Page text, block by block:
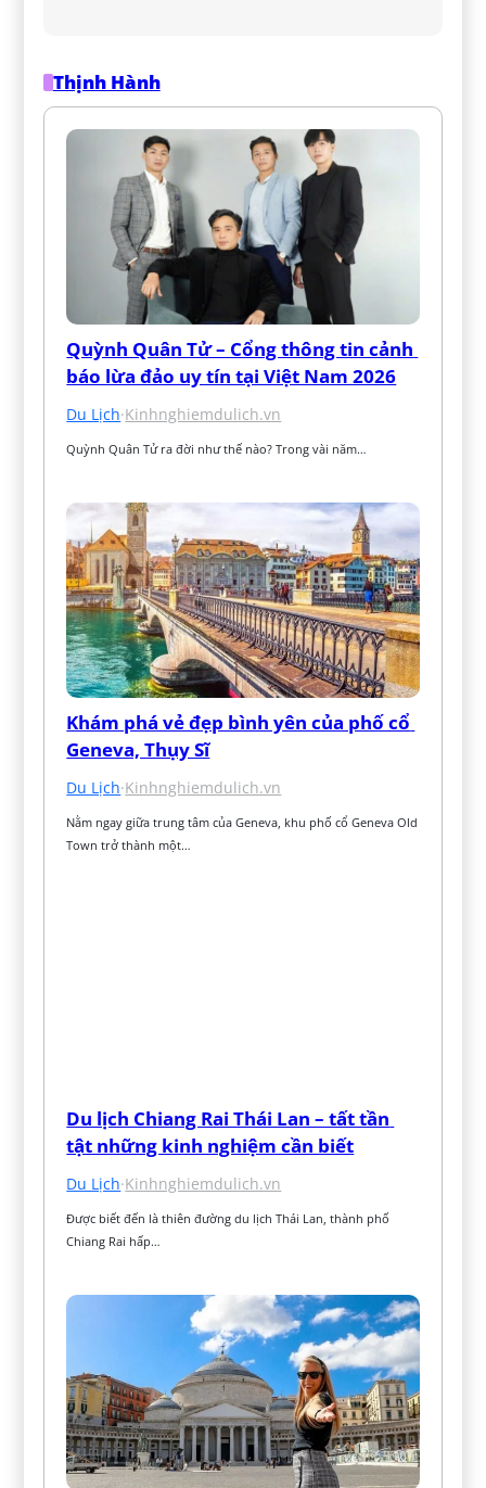
Thịnh Hành
Quỳnh Quân Tử – Cổng thông tin cảnh
báo lừa đảo uy tín tại Việt Nam 2026
Du Lịch·Kinhnghiemdulich.vn
Quỳnh Quân Tử ra đời như thế nào? Trong vài năm…
Khám phá vẻ đẹp bình yên của phố cổ
Geneva, Thụy Sĩ
Du Lịch·Kinhnghiemdulich.vn
Nằm ngay giữa trung tâm của Geneva, khu phố cổ Geneva Old
Town trở thành một…
Du lịch Chiang Rai Thái Lan – tất tần
tật những kinh nghiệm cần biết
Du Lịch·Kinhnghiemdulich.vn
Được biết đến là thiên đường du lịch Thái Lan, thành phố
Chiang Rai hấp…